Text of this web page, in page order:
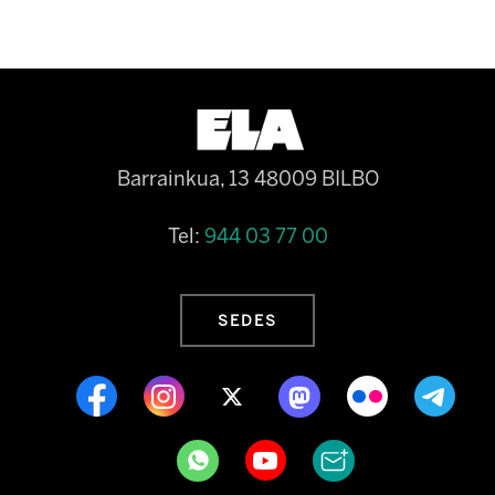
Barrainkua, 13 48009 BILBO
Tel: 944 03 77 00
SEDES